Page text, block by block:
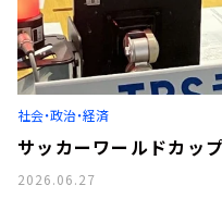
社会・政治・経済
サッカーワールドカッ
2026.06.27